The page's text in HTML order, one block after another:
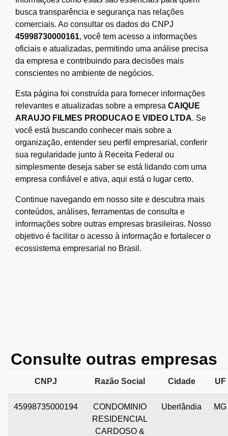
busca transparência e segurança nas relações
comerciais. Ao consultar os dados do CNPJ
45998730000161, você tem acesso a informações
oficiais e atualizadas, permitindo uma análise precisa
da empresa e contribuindo para decisões mais
conscientes no ambiente de negócios.
Esta página foi construída para fornecer informações
relevantes e atualizadas sobre a empresa CAIQUE
ARAUJO FILMES PRODUCAO E VIDEO LTDA. Se
você está buscando conhecer mais sobre a
organização, entender seu perfil empresarial, conferir
sua regularidade junto à Receita Federal ou
simplesmente deseja saber se está lidando com uma
empresa confiável e ativa, aqui está o lugar certo.
Continue navegando em nosso site e descubra mais
conteúdos, análises, ferramentas de consulta e
informações sobre outras empresas brasileiras. Nosso
objetivo é facilitar o acesso à informação e fortalecer o
ecossistema empresarial no Brasil.
Consulte outras empresas
CNPJ Razão Social Cidade UF
45998735000194
CONDOMINIO
RESIDENCIAL
CARDOSO &
Uberlândia MG